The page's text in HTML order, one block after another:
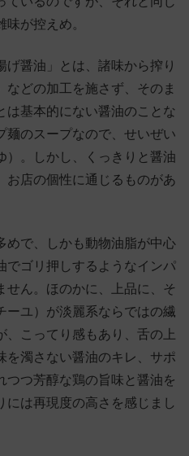
が控えめ。
げ醤油」とは、諸味から搾り
どの加工を施さず、そのま
は基本的にない醤油のことな
麺のスープなので、せいぜい
）。しかし、くっきりと醤油
お店の個性に通じるものがあ
めで、しかも動物油脂が中心
でゴリ押しするようなインパ
せん。ほのかに、上品に、そ
ーユ）が淡麗系ならではの繊
、こってり感もあり、舌の上
を濁さない醤油のキレ、サポ
つつ芳醇な鶏の旨味と醤油を
には再現度の高さを感じまし